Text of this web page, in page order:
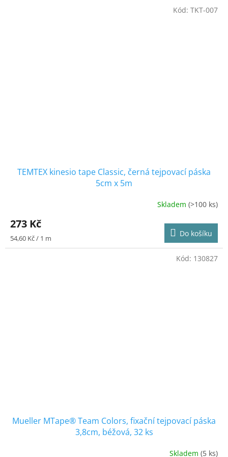
TEMTEX kinesio tape Classic, černá tejpovací páska
5cm x 5m
produktu
je
4,2
Skladem(>100 ks)
273 Kč
Měrná
cena:
54,60 Kč / 1 m Do košíku
Kód: TKT-007
Mueller MTape® Team Colors, fixační tejpovací páska
3,8cm, béžová, 32 ks
Skladem(5 ks)
Kód: 130827